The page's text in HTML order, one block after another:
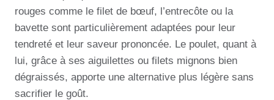
rouges comme le filet de bœuf, l’entrecôte ou la
bavette sont particulièrement adaptées pour leur
tendreté et leur saveur prononcée. Le poulet, quant à
lui, grâce à ses aiguilettes ou filets mignons bien
dégraissés, apporte une alternative plus légère sans
sacrifier le goût.